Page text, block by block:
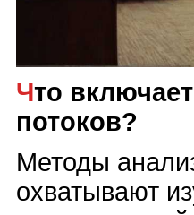
Что включает анализ денежных
потоков?
Методы
охватывают